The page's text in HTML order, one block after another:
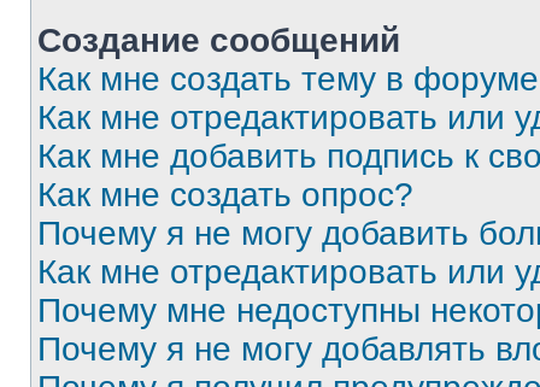
Создание сообщений
Как мне создать тему в
Как мне отредактировать или
Как мне добавить подпись к
Как мне создать опрос?
Почему я не могу добавить
Как мне отредактировать или
Почему мне недоступны
Почему я не могу добавлять